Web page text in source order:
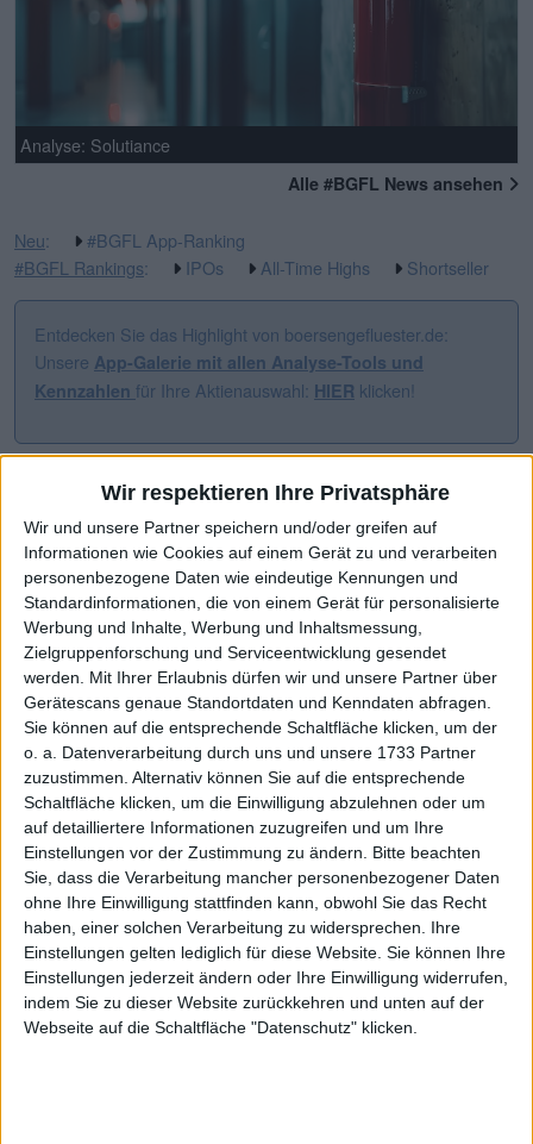
Wir respektieren Ihre Privatsphäre
Wir und unsere Partner speichern und/oder greifen auf
Informationen wie Cookies auf einem Gerät zu und verarbeiten
personenbezogene Daten wie eindeutige Kennungen und
Standardinformationen, die von einem Gerät für personalisierte
Werbung und Inhalte, Werbung und Inhaltsmessung,
Zielgruppenforschung und Serviceentwicklung gesendet
werden. Mit Ihrer Erlaubnis dürfen wir und unsere Partner über
Gerätescans genaue Standortdaten und Kenndaten abfragen.
Sie können auf die entsprechende Schaltfläche klicken, um der
o. a. Datenverarbeitung durch uns und unsere 1733 Partner
zuzustimmen. Alternativ können Sie auf die entsprechende
Schaltfläche klicken, um die Einwilligung abzulehnen oder um
auf detailliertere Informationen zuzugreifen und um Ihre
Einstellungen vor der Zustimmung zu ändern. Bitte beachten
Sie, dass die Verarbeitung mancher personenbezogener Daten
ohne Ihre Einwilligung stattfinden kann, obwohl Sie das Recht
haben, einer solchen Verarbeitung zu widersprechen. Ihre
Einstellungen gelten lediglich für diese Website. Sie können Ihre
Einstellungen jederzeit ändern oder Ihre Einwilligung widerrufen,
indem Sie zu dieser Website zurückkehren und unten auf der
Webseite auf die Schaltfläche "Datenschutz" klicken.
Analyse: Solutiance
Alle #BGFL News ansehen
Neu:
#BGFL App-Ranking
#BGFL Rankings: IPOs All-Time Highs Shortseller
Entdecken Sie das Highlight von boersengefluester.de:
Unsere App-Galerie mit allen Analyse-Tools und
Kennzahlen für Ihre Aktienauswahl: HIER klicken!
CHART-CHECK: MARKET MOVERS
Deutlicher Schub nach oben Höhere Prognose wirkt